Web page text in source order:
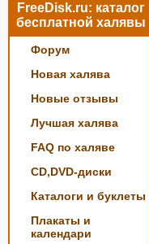
FreeDisk.ru: каталог
бесплатной халявы
Форум
Новая халява
Новые отзывы
Лучшая халява
FAQ по халяве
CD,DVD-диски
Каталоги и буклеты
Плакаты и
календари